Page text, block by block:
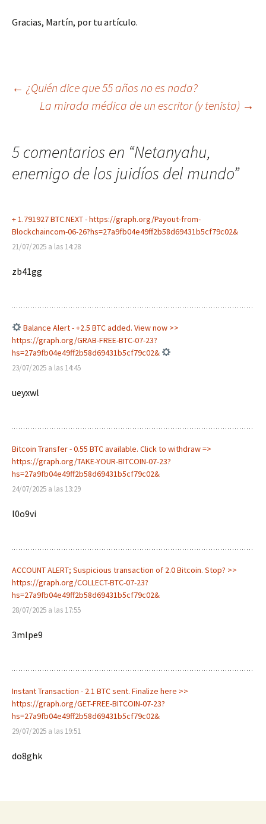
Gracias, Martín, por tu artículo.
Navegación
de
entradas
← ¿Quién dice que 55 años no es nada?
La mirada médica de un escritor (y tenista) →
5 comentarios en “Netanyahu,
enemigo de los juidíos del mundo”
+ 1.791927 BTC.NEXT - https://graph.org/Payout-from-
Blockchaincom-06-26?hs=27a9fb04e49ff2b58d69431b5cf79c02&
21/07/2025 a las 14:28
zb41gg
Balance Alert - +2.5 BTC added. View now >>
https://graph.org/GRAB-FREE-BTC-07-23?
hs=27a9fb04e49ff2b58d69431b5cf79c02&
23/07/2025 a las 14:45
ueyxwl
Bitcoin Transfer - 0.55 BTC available. Click to withdraw =>
https://graph.org/TAKE-YOUR-BITCOIN-07-23?
hs=27a9fb04e49ff2b58d69431b5cf79c02&
24/07/2025 a las 13:29
l0o9vi
ACCOUNT ALERT; Suspicious transaction of 2.0 Bitcoin. Stop? >>
https://graph.org/COLLECT-BTC-07-23?
hs=27a9fb04e49ff2b58d69431b5cf79c02&
28/07/2025 a las 17:55
3mlpe9
Instant Transaction - 2.1 BTC sent. Finalize here >>
https://graph.org/GET-FREE-BITCOIN-07-23?
hs=27a9fb04e49ff2b58d69431b5cf79c02&
29/07/2025 a las 19:51
do8ghk